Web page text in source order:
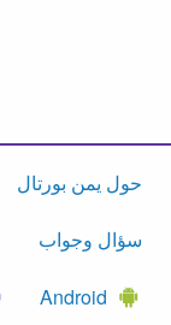
حول يمن بورتال
سؤال وجواب
Android